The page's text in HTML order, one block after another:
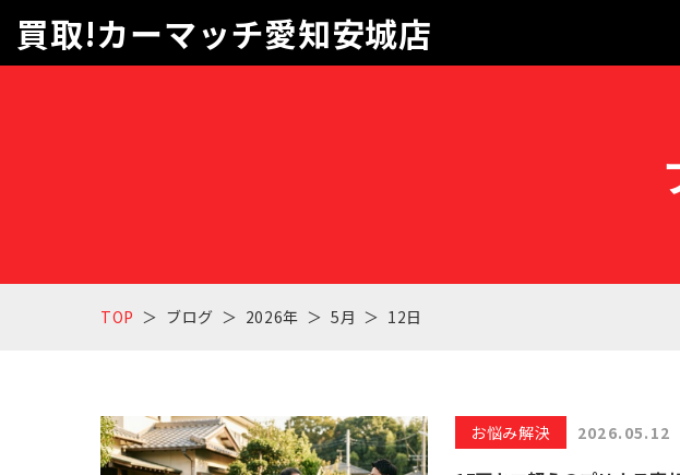
買取!カーマッチ愛知安城店
TOP ブログ 2026年 5月 12日
お悩み解決 2026.05.12